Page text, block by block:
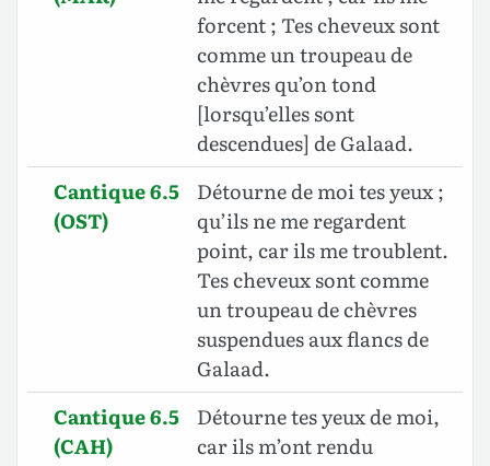
forcent ; Tes cheveux sont
comme un troupeau de
chèvres qu’on tond
[lorsqu’elles sont
descendues] de Galaad.
Cantique 6.5
(OST)
Détourne de moi tes yeux ;
qu’ils ne me regardent
point, car ils me troublent.
Tes cheveux sont comme
un troupeau de chèvres
suspendues aux flancs de
Galaad.
Cantique 6.5
(CAH)
Détourne tes yeux de moi,
car ils m’ont rendu